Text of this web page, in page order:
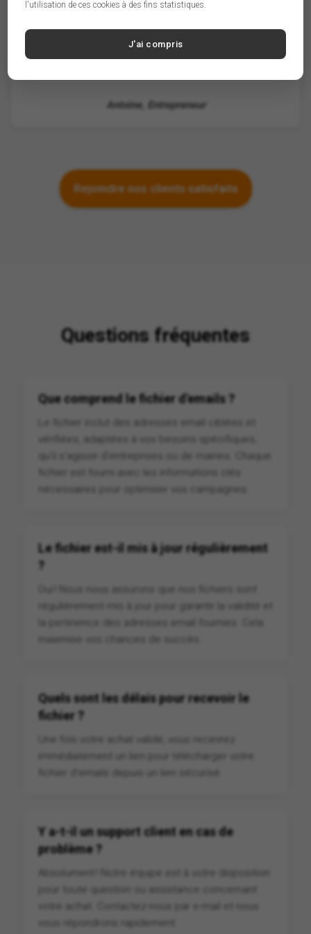
A
Antoine, Entrepreneur
Rejoindre nos clients satisfaits
Questions fréquentes
Que comprend le fichier d'emails ?
Le fichier inclut des adresses email ciblées et
vérifiées, adaptées à vos besoins spécifiques,
qu'il s'agisse d'entreprises ou de mairies. Chaque
nécessaires pour optimiser vos campagnes.
Le fichier est-il mis à jour régulièrement
?
régulièrement mis à jour pour garantir la validité et
la pertinence des adresses email fournies. Cela
maximise vos chances de succès.
Quels sont les délais pour recevoir le
fichier ?
immédiatement un lien pour télécharger votre
fichier d'emails depuis un lien sécurisé.
Y a-t-il un support client en cas de
problème ?
pour toute question ou assistance concernant
votre achat. Contactez-nous par e-mail et nous
vous répondrons rapidement.
l'utilisation de ces cookies à des fins statistiques.
J'ai compris